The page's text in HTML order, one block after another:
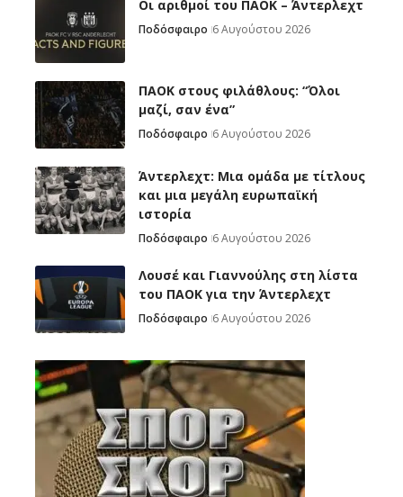
Oι αριθμοί του ΠΑΟΚ – Άντερλεχτ
Ποδόσφαιρο 6 Αυγούστου 2026
ΠΑΟΚ στους φιλάθλους: “Όλοι
μαζί, σαν ένα”
Ποδόσφαιρο 6 Αυγούστου 2026
Άντερλεχτ: Mια ομάδα με τίτλους
και μια μεγάλη ευρωπαϊκή
ιστορία
Ποδόσφαιρο 6 Αυγούστου 2026
Λουσέ και Γιαννούλης στη λίστα
του ΠΑΟΚ για την Άντερλεχτ
Ποδόσφαιρο 6 Αυγούστου 2026